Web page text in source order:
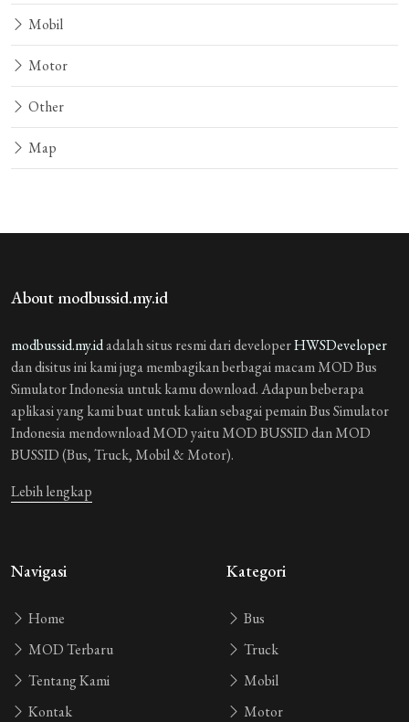
Mobil
Motor
Other
Map
About modbussid.my.id
modbussid.my.idadalah situs resmi dari developerHWSDeveloper
dan disitus ini kami juga membagikan berbagai macam MOD Bus
Simulator Indonesia untuk kamu download. Adapun beberapa
aplikasi yang kami buat untuk kalian sebagai pemain Bus Simulator
Indonesia mendownload MOD yaitu MOD BUSSID dan MOD
BUSSID (Bus, Truck, Mobil & Motor).
Lebih lengkap
Navigasi
Home
MOD Terbaru
Tentang Kami
Kontak
Kategori
Bus
Truck
Mobil
Motor